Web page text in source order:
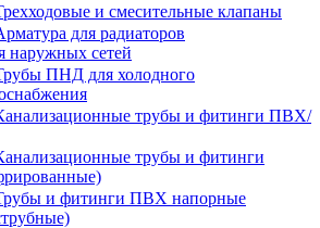
и смесительные клапаны
для радиаторов
наружных сетей
ПНД для холодного
трубы и фитинги ПВХ/
трубы и фитинги
и фитинги ПВХ напорные